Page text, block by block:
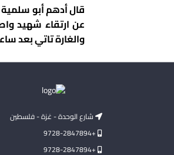
قال أدهم أبو
عن ارتقاء شهيد
والغارة تاتي بعد
شارع الوحدة - غزة - فلسطين
+9728-2847894
+9728-2847894